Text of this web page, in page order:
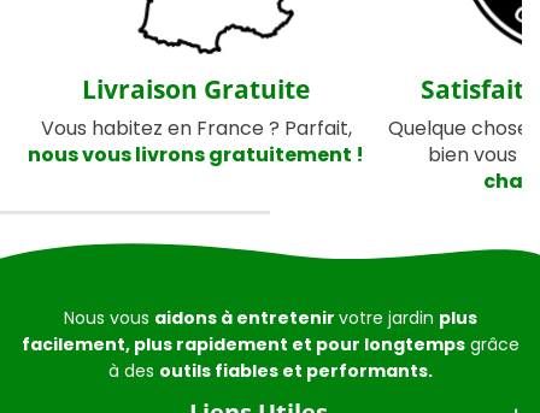
Livraison Gratuite
Vous habitez en France ? Parfait,
nous vous livrons gratuitement !
Satisfait
Quelque chose
bien vous
Nous vous aidons à entretenir votre jardin plus
facilement, plus rapidement et pour longtempsgrâce
à des outils fiables et performants.